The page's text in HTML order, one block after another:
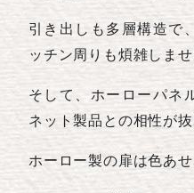
引き出しも多層構造で
ッチン周りも煩雑しませ
そして、ホーローパネ
ネット製品との相性が抜
ホーロー製の扉は色あせ